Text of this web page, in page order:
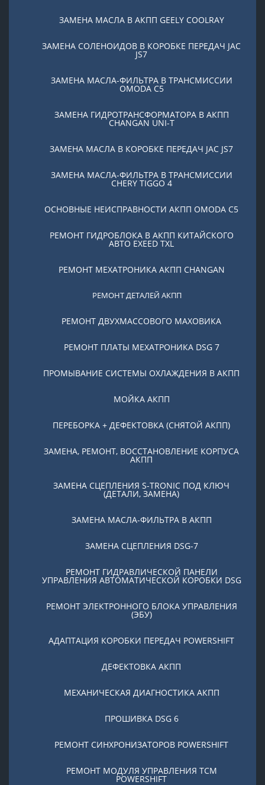
ЗАМЕНА МАСЛА В АКПП GEELY COOLRAY
ЗАМЕНА СОЛЕНОИДОВ В КОРОБКЕ ПЕРЕДАЧ JAC
JS7
ЗАМЕНА МАСЛА-ФИЛЬТРА В ТРАНСМИССИИ
OMODA C5
ЗАМЕНА ГИДРОТРАНСФОРМАТОРА В АКПП
CHANGAN UNI-T
ЗАМЕНА МАСЛА В КОРОБКЕ ПЕРЕДАЧ JAC JS7
ЗАМЕНА МАСЛА-ФИЛЬТРА В ТРАНСМИССИИ
CHERY TIGGO 4
ОСНОВНЫЕ НЕИСПРАВНОСТИ АКПП OMODA C5
РЕМОНТ ГИДРОБЛОКА В АКПП КИТАЙСКОГО
АВТО EXEED TXL
РЕМОНТ МЕХАТРОНИКА АКПП CHANGAN
РЕМОНТ ДЕТАЛЕЙ АКПП
РЕМОНТ ДВУХМАССОВОГО МАХОВИКА
РЕМОНТ ПЛАТЫ МЕХАТРОНИКА DSG 7
ПРОМЫВАНИЕ СИСТЕМЫ ОХЛАЖДЕНИЯ В АКПП
МОЙКА АКПП
ПЕРЕБОРКА + ДЕФЕКТОВКА (СНЯТОЙ АКПП)
ЗАМЕНА, РЕМОНТ, ВОССТАНОВЛЕНИЕ КОРПУСА
АКПП
ЗАМЕНА СЦЕПЛЕНИЯ S-TRONIC ПОД КЛЮЧ
(ДЕТАЛИ, ЗАМЕНА)
ЗАМЕНА МАСЛА-ФИЛЬТРА В АКПП
ЗАМЕНА СЦЕПЛЕНИЯ DSG-7
РЕМОНТ ГИДРАВЛИЧЕСКОЙ ПАНЕЛИ
УПРАВЛЕНИЯ АВТОМАТИЧЕСКОЙ КОРОБКИ DSG
РЕМОНТ ЭЛЕКТРОННОГО БЛОКА УПРАВЛЕНИЯ
(ЭБУ)
АДАПТАЦИЯ КОРОБКИ ПЕРЕДАЧ POWERSHIFT
ДЕФЕКТОВКА АКПП
МЕХАНИЧЕСКАЯ ДИАГНОСТИКА АКПП
ПРОШИВКА DSG 6
РЕМОНТ СИНХРОНИЗАТОРОВ POWERSHIFT
РЕМОНТ МОДУЛЯ УПРАВЛЕНИЯ TCM
POWERSHIFT